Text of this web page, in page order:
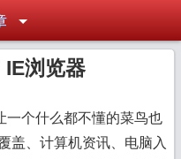
浏览器
一个什么都不懂的菜鸟也
盖、计算机资讯、电脑入